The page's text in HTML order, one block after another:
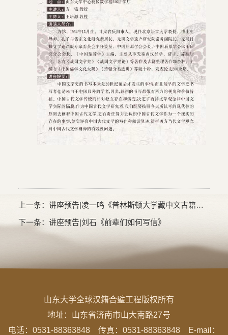
上一条： 讲座预告|凌一鸣《普林斯顿大学藏中文古籍编目史述略》
下一条： 讲座预告|刘石《前辈们如何写信》
山东大学全球汉籍合璧工程版权所有
地址： 山东省济南市山大南路27号
电话：0531-88363848 传真：0531-88363848 E-mail：